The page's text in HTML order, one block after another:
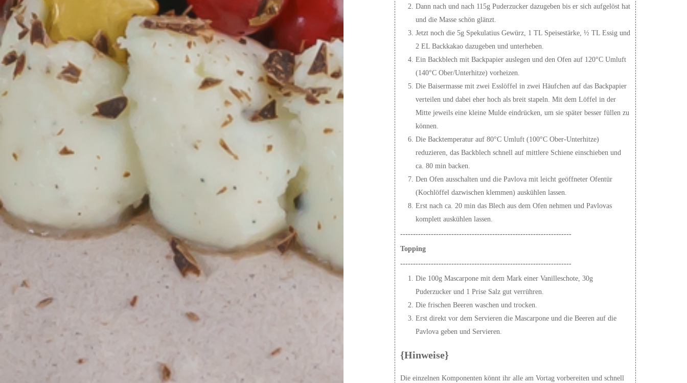
Dann nach und nach 115g Puderzucker dazugeben bis er sich aufgelöst hat
und die Masse schön glänzt.
Jetzt noch die 5g Spekulatius Gewürz, 1 TL Speisestärke, ½ TL Essig und
2 EL Backkakao dazugeben und unterheben.
Ein Backblech mit Backpapier auslegen und den Ofen auf 120°C Umluft
(140°C Ober/Unterhitze) vorheizen.
Die Baisermasse mit zwei Esslöffel in zwei Häufchen auf das Backpapier
verteilen und dabei eher hoch als breit stapeln. Mit dem Löffel in der
Mitte jeweils eine kleine Mulde eindrücken, um sie später besser füllen zu
können.
Die Backtemperatur auf 80°C Umluft (100°C Ober-Unterhitze)
reduzieren, das Backblech schnell auf mittlere Schiene einschieben und
ca. 80 min backen.
Den Ofen ausschalten und die Pavlova mit leicht geöffneter Ofentür
(Kochlöffel dazwischen klemmen) auskühlen lassen.
Erst nach ca. 20 min das Blech aus dem Ofen nehmen und Pavlovas
komplett auskühlen lassen.
-------------------------------------------------------------------
Topping
-------------------------------------------------------------------
Die 100g Mascarpone mit dem Mark einer Vanilleschote, 30g
Puderzucker und 1 Prise Salz gut verrühren.
Die frischen Beeren waschen und trocken.
Erst direkt vor dem Servieren die Mascarpone und die Beeren auf die
Pavlova geben und Servieren.
{Hinweise}
Die einzelnen Komponenten könnt ihr alle am Vortag vorbereiten und schnell